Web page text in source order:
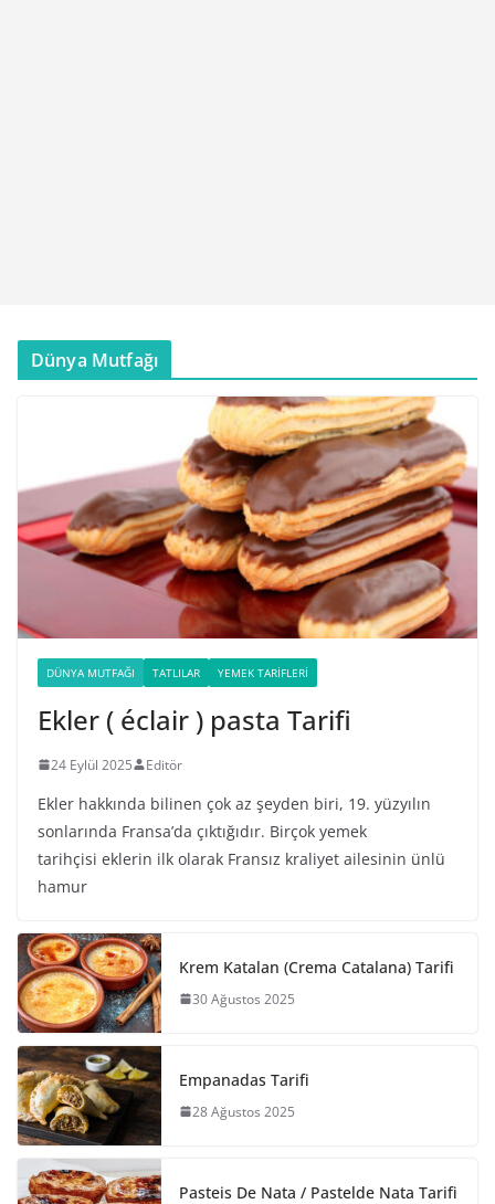
Dünya Mutfağı
DÜNYA MUTFAĞI TATLILAR YEMEK TARIFLERI
Ekler ( éclair ) pasta Tarifi
24 Eylül 2025 Editör
Ekler hakkında bilinen çok az şeyden biri, 19. yüzyılın
sonlarında Fransa’da çıktığıdır. Birçok yemek
tarihçisi eklerin ilk olarak Fransız kraliyet ailesinin ünlü
hamur
Krem Katalan (Crema Catalana) Tarifi
30 Ağustos 2025
Empanadas Tarifi
28 Ağustos 2025
Pasteis De Nata / Pastelde Nata Tarifi